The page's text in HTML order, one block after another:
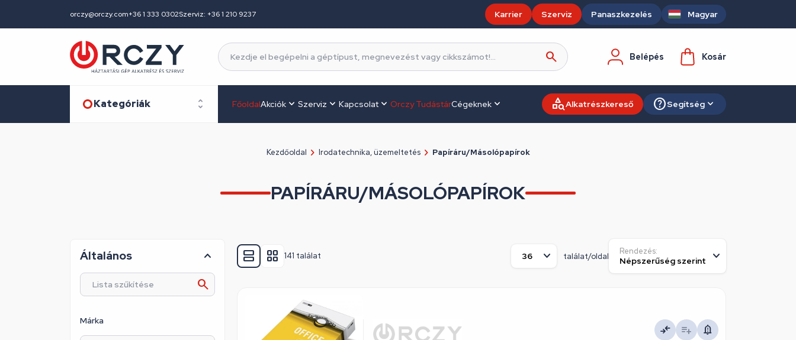
orczy@orczy.com+36 1 333 0302Szerviz: +36 1 210 9237 Karrier Szerviz Panaszkezelés Magyar
Belépés Kosár
Kategóriák FőoldalAkciók Szerviz Kapcsolat Orczy TudástárCégeknek Alkatrészkereső Segítség
Kezdőoldal Irodatechnika, üzemeltetés Papíráru/Másolópapírok
PAPÍRÁRU/MÁSOLÓPAPÍROK
141 találat találat/oldal
Rendezés:
Általános
Márka